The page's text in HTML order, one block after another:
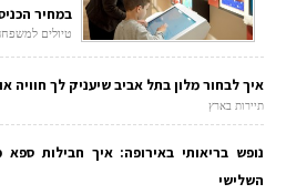
במחיר
טיולים
איך לבחור מלון בתל אביב שיעניק לך חוויה
תיירות בארץ
נופש בריאותי באירופה: איך חבילות
השלישי